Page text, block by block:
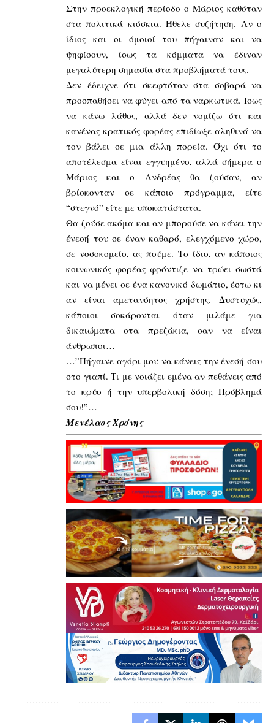
Στην προεκλογική περίοδο ο Μάριος καθόταν
στα πολιτικά κιόσκια. Ήθελε συζήτηση. Αν ο
ίδιος και οι όμοιοί του πήγαιναν και να
ψηφίσουν, ίσως τα κόμματα να έδιναν
μεγαλύτερη σημασία στα προβλήματά τους.
Δεν έδειχνε ότι σκεφτόταν στα σοβαρά να
προσπαθήσει να φύγει από τα ναρκωτικά. Ίσως
να κάνω λάθος, αλλά δεν νομίζω ότι και
κανένας κρατικός φορέας επιδίωξε αληθινά να
τον βάλει σε μια άλλη πορεία. Όχι ότι το
αποτέλεσμα είναι εγγυημένο, αλλά σήμερα ο
Μάριος και ο Ανδρέας θα ζούσαν, αν
βρίσκονταν σε κάποιο πρόγραμμα, είτε
“στεγνό” είτε με υποκατάστατα.
Θα ζούσε ακόμα και αν μπορούσε να κάνει την
ένεσή του σε έναν καθαρό, ελεγχόμενο χώρο,
σε νοσοκομείο, ας πούμε. Το ίδιο, αν κάποιος
κοινωνικός φορέας φρόντιζε να τρώει σωστά
και να μένει σε ένα κανονικό δωμάτιο, έστω κι
αν είναι αμετανόητος χρήστης. Δυστυχώς,
κάποιοι σοκάρονται όταν μιλάμε για
δικαιώματα στα πρεζάκια, σαν να είναι
άνθρωποι…
…”Πήγαινε αγόρι μου να κάνεις την ένεσή σου
στο γιαπί. Τι με νοιάζει εμένα αν πεθάνεις από
το κρύο ή την υπερβολική δόση; Πρόβλημά
σου!”…
Μενέλαος Χρόνης